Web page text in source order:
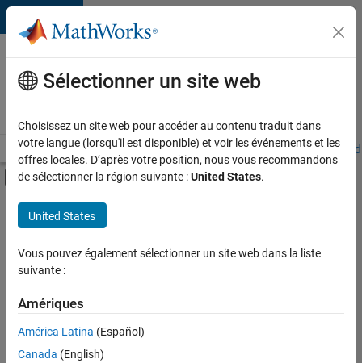
Passer au contenu
Votre
carrière
chez
Accueil Explorer nos opportunités Adresses de nos bureaux
Activer/désactiver l'affichage du menu
Contenu principal
FILTRER PAR
Programme destiné aux nouvelles carrières (EDG)
Globalisation
Ingénierie des versions
Actuellement,
aucune
Sélectionner un site web
Choisissez un site web pour accéder au contenu traduit dans
votre langue (lorsqu'il est disponible) et voir les événements et les
offres locales. D’après votre position, nous vous recommandons
de sélectionner la région suivante :United States.
United States
Vous pouvez également sélectionner un site web dans la liste
suivante :
Amériques
América Latina (Español)
Canada (English)